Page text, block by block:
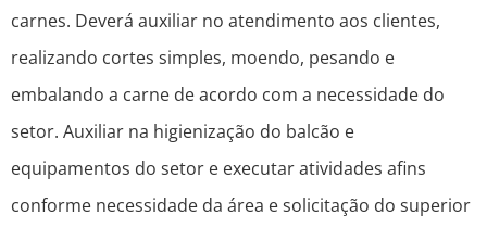
carnes. Deverá auxiliar no atendimento aos clientes,
realizando cortes simples, moendo, pesando e
embalando a carne de acordo com a necessidade do
setor. Auxiliar na higienização do balcão e
equipamentos do setor e executar atividades afins
conforme necessidade da área e solicitação do superior